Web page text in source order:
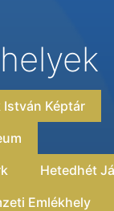
István Képtár
Hetedhét
Emlékhely